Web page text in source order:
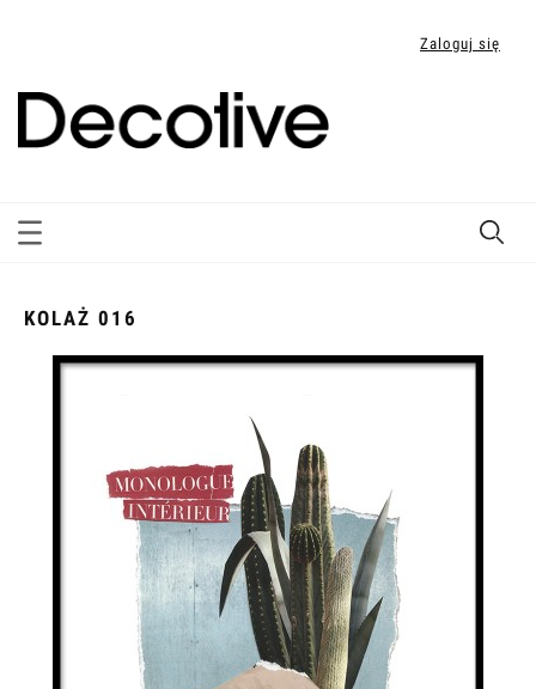
Zaloguj się
KOLAŻ 016